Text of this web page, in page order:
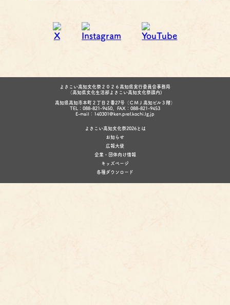
よさこい高知文化祭２０２６高知県実行委員会事務局
（高知県文化生活部よさこい高知文化祭課内)
高知県高知市本町２丁目２番27号（ＣＭＪ高知ビル３階）
TEL：088-821-9450、FAX：088-821-9453
E-mail：140301@ken.pref.kochi.lg.jp
よさこい高知文化祭2026とは
お知らせ
広報大使
企業・団体向け情報
キッズページ
各種ダウンロード